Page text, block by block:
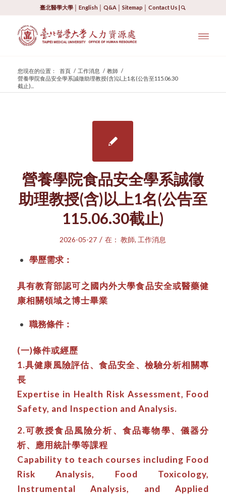
臺北醫學大學 │English │Q&A │Sitemap │Contact Us |
您現在的位置： 首頁 / 工作消息 / 教師 /
營養學院食品安全學系誠徵助理教授(含)以上1名(公告至115.06.30
截止)...
營養學院食品安全學系誠徵
助理教授(含)以上1名(公告至
115.06.30截止)
2026-05-27 / 在：教師, 工作消息
學歷需求：
具有教育部認可之國内外大學食品安全或醫藥健
康相關領域之博士畢業
職務條件：
(一)條件或經歷
1.具健康風險評估、食品安全、檢驗分析相關專
長
Expertise in Health Risk Assessment, Food
Safety, and Inspection and Analysis.
2.可教授食品風險分析、食品毒物學、儀器分
析、應用統計學等課程
Capability to teach courses including Food
Risk Analysis, Food Toxicology,
Instrumental Analysis, and Applied